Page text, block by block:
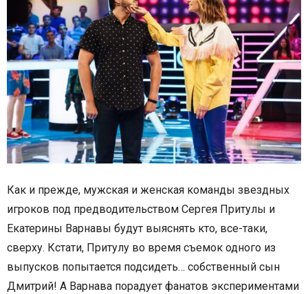
Как и прежде, мужская и женская команды звездных
игроков под предводительством Сергея Притулы и
Екатерины Варнавы будут выяснять кто, все-таки,
сверху. Кстати, Притулу во время съемок одного из
выпусков попытается подсидеть… собственный сын
Дмитрий! А Варнава порадует фанатов экспериментами